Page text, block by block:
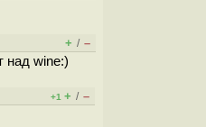
+ / –
над wine:)
+1 + / –